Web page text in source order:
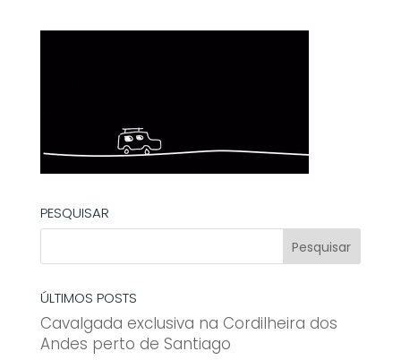
PESQUISAR
ÚLTIMOS POSTS
Cavalgada exclusiva na Cordilheira dos
Andes perto de Santiago